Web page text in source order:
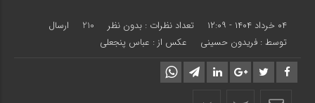
۰۴ خرداد ۱۴۰۴ - ۱۲:۰۹ تعداد نظرات : بدون نظر
ارسال
توسط : فریدون حسینی عکس از : عباس پنجعلی